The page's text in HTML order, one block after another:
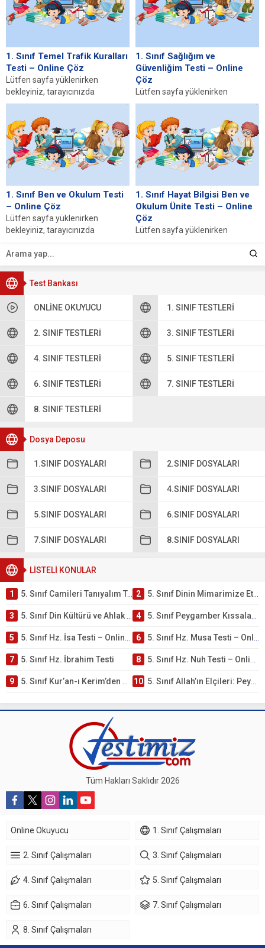
Test Bankası
ONLINE OKUYUCU 1. SINIF TESTLERI
2. SINIF TESTLERI 3. SINIF TESTLERI
4. SINIF TESTLERI 5. SINIF TESTLERI
6. SINIF TESTLERI 7. SINIF TESTLERI
8. SINIF TESTLERI
Dosya Deposu
1.SINIF DOSYALARI 2.SINIF DOSYALARI
3.SINIF DOSYALARI 4.SINIF DOSYALARI
5.SINIF DOSYALARI 6.SINIF DOSYALARI
7.SINIF DOSYALARI 8.SINIF DOSYALARI
LİSTELİ KONULAR
1 5. Sınıf Camileri Tanıyalım Testi – Online Çöz 2 5. Sınıf Dinin Mimarimize Etkisi Testi – Online Çöz
3 5. Sınıf Din Kültürü ve Ahlak Bilgisi 4. Ünite: Peygamber Kıssaları Çalışmaları 4 5. Sınıf Peygamber Kıssaları Ünite Testi – Online Çöz
5 5. Sınıf Hz. İsa Testi – Online Çöz 6 5. Sınıf Hz. Musa Testi – Online Çöz
7 5. Sınıf Hz. İbrahim Testi 8 5. Sınıf Hz. Nuh Testi – Online Çöz
9 5. Sınıf Kur’an-ı Kerim’den Öğütler – Peygamber Kıssaları Testi – Online Çöz 10 5. Sınıf Allah’ın Elçileri: Peygamberler Testi – Online Çöz
1. Sınıf Temel Trafik Kuralları
Testi – Online Çöz
Lütfen sayfa yüklenirken
bekleyiniz, tarayıcınızda
javascript desteğinin etkin
olduğundan emin olunuz. Eğer
sayfa yüklenmediyse buraya...
1. Sınıf Sağlığım ve
Güvenliğim Testi – Online
Çöz
Lütfen sayfa yüklenirken
bekleyiniz, tarayıcınızda
javascript desteğinin etkin
olduğundan emin olunuz. Eğer
sayfa yüklenmediyse buraya...
1. Sınıf Ben ve Okulum Testi
– Online Çöz
Lütfen sayfa yüklenirken
bekleyiniz, tarayıcınızda
olduğundan emin olunuz. Eğer
sayfa yüklenmediyse buraya...
1. Sınıf Hayat Bilgisi Ben ve
Okulum Ünite Testi – Online
Çöz
Lütfen sayfa yüklenirken
olduğundan emin olunuz. Eğer
Tüm Hakları Saklıdır 2026
Online Okuyucu 1. Sınıf Çalışmaları
2. Sınıf Çalışmaları 3. Sınıf Çalışmaları
4. Sınıf Çalışmaları 5. Sınıf Çalışmaları
6. Sınıf Çalışmaları 7. Sınıf Çalışmaları
8. Sınıf Çalışmaları